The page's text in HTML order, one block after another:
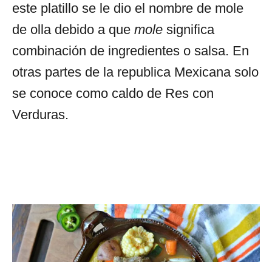
este platillo se le dio el nombre de mole
de olla debido a que mole significa
combinación de ingredientes o salsa. En
otras partes de la republica Mexicana solo
se conoce como caldo de Res con
Verduras.